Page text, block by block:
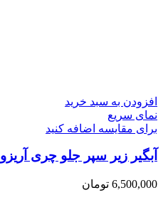
افزودن به سبد خرید
نمای سریع
برای مقایسه اضافه کنید
آبگیر زیر سپر جلو چری آریزو 6 معمولی ARRIZO 6
6,500,000 تومان